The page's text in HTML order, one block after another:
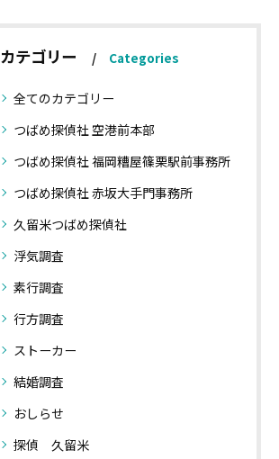
カテゴリー Categories
全てのカテゴリー
つばめ探偵社 空港前本部
つばめ探偵社 福岡糟屋篠栗駅前事務所
つばめ探偵社 赤坂大手門事務所
久留米つばめ探偵社
浮気調査
素行調査
行方調査
ストーカー
結婚調査
おしらせ
探偵 久留米